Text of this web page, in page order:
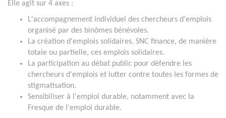
Elle agit sur 4 axes :
L'accompagnement individuel des chercheurs d'emplois
organisé par des binômes bénévoles.
La création d'emplois solidaires. SNC finance, de manière
totale ou partielle, ces emplois solidaires.
La participation au débat public pour défendre les
chercheurs d'emplois et lutter contre toutes les formes de
stigmatisation.
Sensibiliser à l'emploi durable, notamment avec la
Fresque de l'emploi durable.